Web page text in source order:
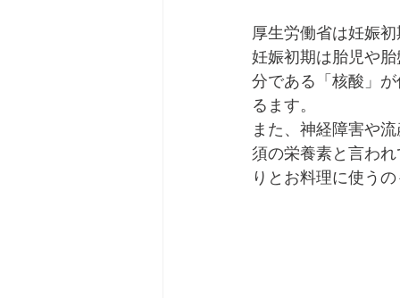
厚生労働省は妊娠
妊娠初期は胎児や
分である「核酸」
るます。
また、神経障害や
須の栄養素と言わ
りとお料理に使う